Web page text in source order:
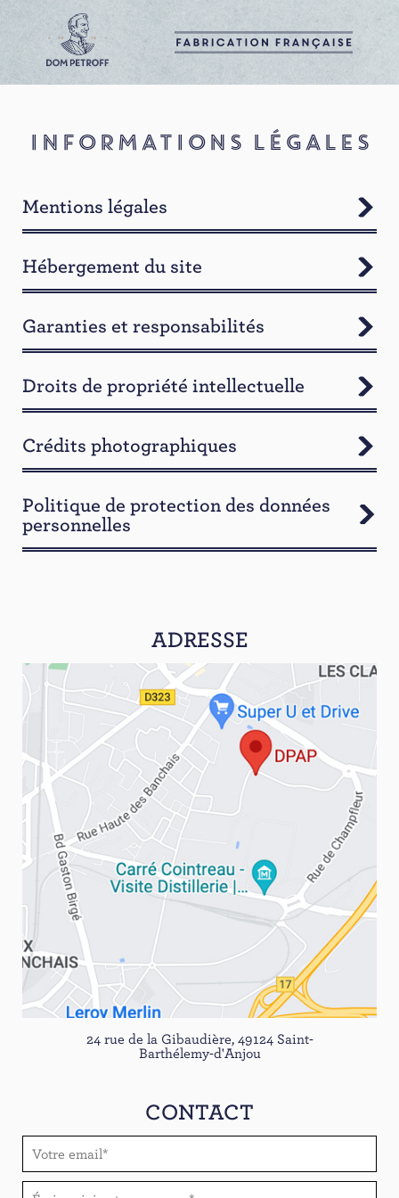
INFORMATIONS LÉGALES
Mentions légales
Hébergement du site
Garanties et responsabilités
Droits de propriété intellectuelle
Crédits photographiques
Politique de protection des données
personnelles
ADRESSE
24 rue de la Gibaudière, 49124 Saint-
Barthélemy-d'Anjou
CONTACT